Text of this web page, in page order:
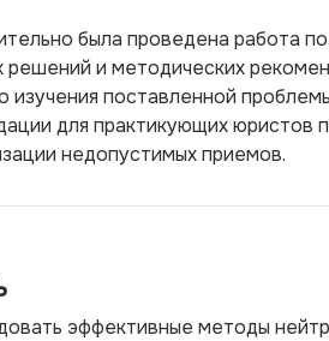
была проведена работа
решений и методических
изучения поставленной
для практикующих юристов
недопустимых приемов.
эффективные методы